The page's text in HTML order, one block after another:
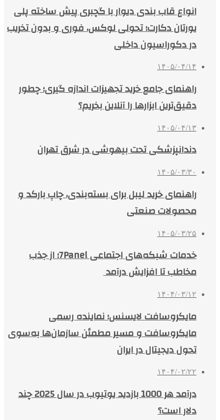
انواع قاب بندی دیوار با گچبری پیش ساخته پلی
یورتان دکارت؛ تحولی لوکس، فوری و بدون تخریب
در دکوراسیون داخلی
۱۴۰۵/۰۴/۱۴
راهنمای جامع خرید تجهیزات اندازه گیری؛ چطور
دقیق‌ترین ابزارها را آنلاین بخریم؟
۱۴۰۵/۰۴/۱۳
دندانپزشکی تحت بیهوشی در شرق تهران
۱۴۰۵/۰۳/۳۰
راهنمای خرید لیبل برای بسته‌بندی، چاپ بارکد و
محصولات صنعتی
۱۴۰۵/۰۳/۲۵
خدمات شبکه‌های اجتماعی 7Panel؛ از جذب
مخاطب تا افزایش درآمد
۱۴۰۴/۰۳/۱۲
مایکروسافت لایسنس؛ نماینده رسمی
مایکروسافت و مسیر مطمئن سازمان‌ها به‌سوی
تحول دیجیتال در ایران
۱۴۰۴/۰۲/۲۲
درآمد هر 1000 بازدید یوتیوب در سال 2025 چند
دلار است؟